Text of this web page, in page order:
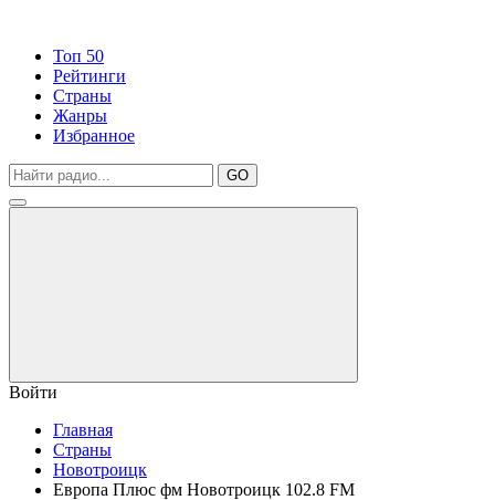
Топ 50
Рейтинги
Страны
Жанры
Избранное
GO
Войти
Главная
Страны
Новотроицк
Европа Плюс фм Новотроицк 102.8 FM